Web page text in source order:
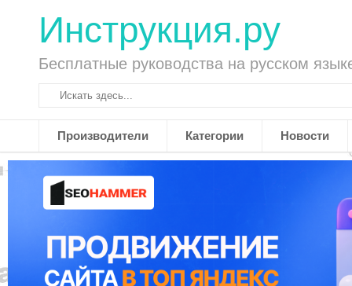
Инструкция.ру
Бесплатные руководства на русском
Производители Категории Новости